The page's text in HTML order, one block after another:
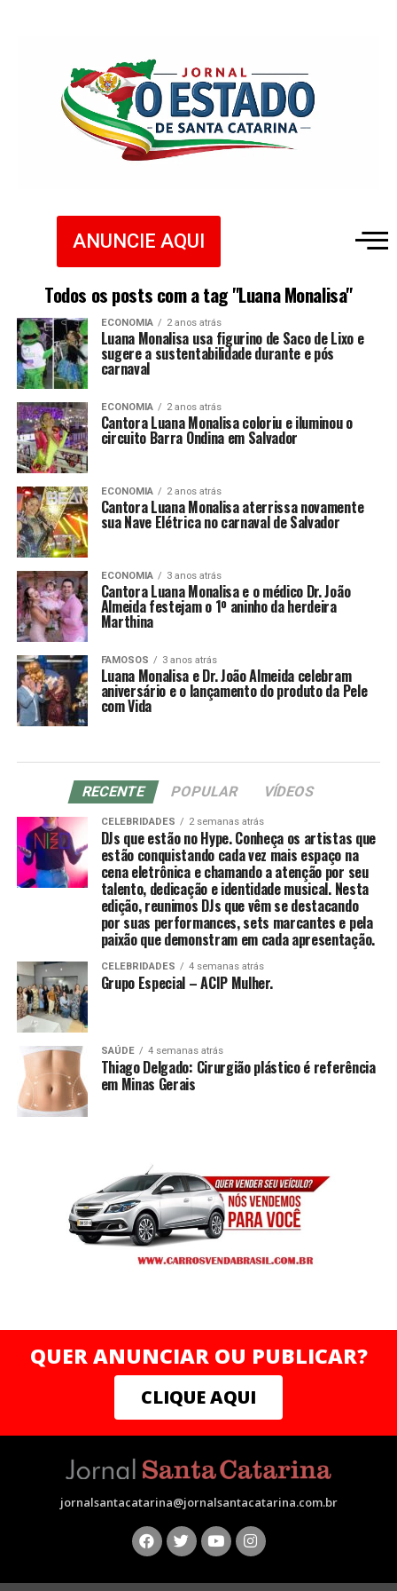
ANUNCIE AQUI
Todos os posts com a tag "Luana Monalisa"
ECONOMIA 2 anos atrás
Luana Monalisa usa figurino de Saco de Lixo e
sugere a sustentabilidade durante e pós
carnaval
ECONOMIA 2 anos atrás
Cantora Luana Monalisa coloriu e iluminou o
circuito Barra Ondina em Salvador
ECONOMIA 2 anos atrás
Cantora Luana Monalisa aterrissa novamente
sua Nave Elétrica no carnaval de Salvador
ECONOMIA 3 anos atrás
Cantora Luana Monalisa e o médico Dr. João
Almeida festejam o 1º aninho da herdeira
Marthina
FAMOSOS 3 anos atrás
Luana Monalisa e Dr. João Almeida celebram
aniversário e o lançamento do produto da Pele
com Vida
RECENTE POPULAR VÍDEOS
CELEBRIDADES 2 semanas atrás
DJs que estão no Hype. Conheça os artistas que
estão conquistando cada vez mais espaço na
cena eletrônica e chamando a atenção por seu
talento, dedicação e identidade musical. Nesta
edição, reunimos DJs que vêm se destacando
por suas performances, sets marcantes e pela
paixão que demonstram em cada apresentação.
CELEBRIDADES 4 semanas atrás
Grupo Especial – ACIP Mulher.
SAÚDE 4 semanas atrás
Thiago Delgado: Cirurgião plástico é referência
em Minas Gerais
QUER ANUNCIAR OU PUBLICAR?
CLIQUE AQUI
jornalsantacatarina@jornalsantacatarina.com.br